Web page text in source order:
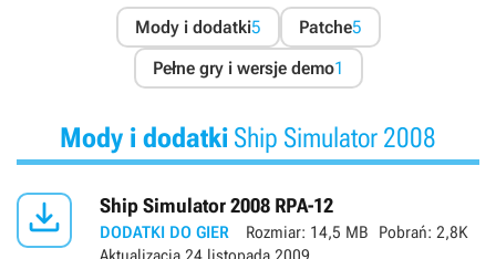
Mody i dodatki5 Patche5
Pełne gry i wersje demo1
Mody i dodatki Ship Simulator 2008
 Ship Simulator 2008 RPA-12
DODATKI DO GIER Rozmiar: 14,5 MB Pobrań: 2,8K